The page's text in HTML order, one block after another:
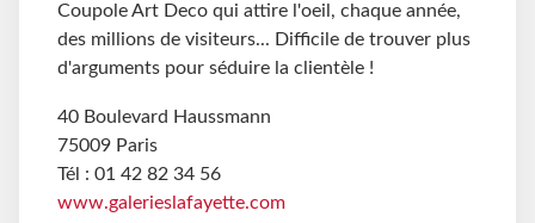
Coupole Art Deco qui attire l'oeil, chaque année,
des millions de visiteurs... Difficile de trouver plus
d'arguments pour séduire la clientèle !
40 Boulevard Haussmann
75009 Paris
Tél : 01 42 82 34 56
www.galerieslafayette.com